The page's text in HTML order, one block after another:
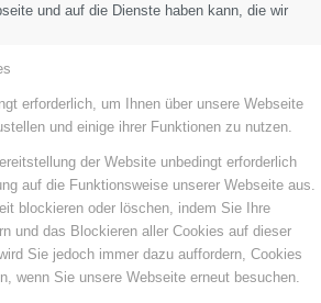
und auf die Dienste haben kann, die wir
erforderlich, um Ihnen über unsere Webseite
und einige ihrer Funktionen zu nutzen.
der Website unbedingt erforderlich
auf die Funktionsweise unserer Webseite aus.
blockieren oder löschen, indem Sie Ihre
und das Blockieren aller Cookies auf dieser
Sie jedoch immer dazu auffordern, Cookies
wenn Sie unsere Webseite erneut besuchen.